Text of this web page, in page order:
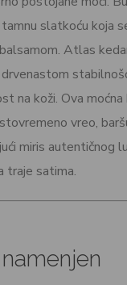
slatkoću koja
Atlas
na koži. Ova
vreo,
miris autentičnog
traje satima.